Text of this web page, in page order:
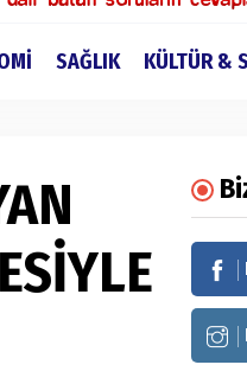
SAĞLIK KÜLTÜR &